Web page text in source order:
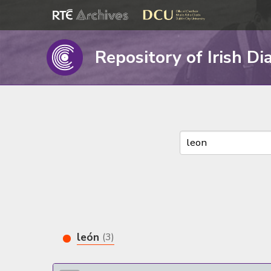
Repository of Irish
león (3)